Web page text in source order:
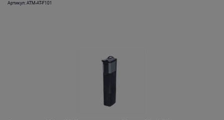
Артикул: ATM-AT-F101